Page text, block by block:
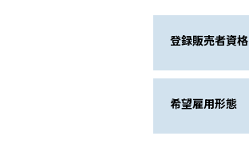
登録販売者資格
希望雇用形態